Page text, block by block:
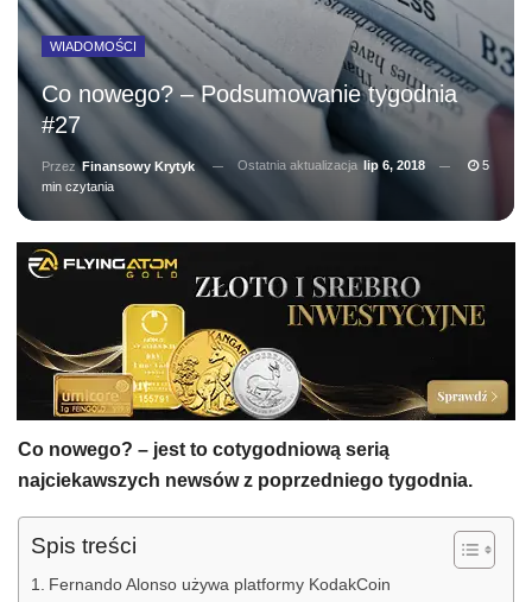
WIADOMOŚCI
Co nowego? – Podsumowanie tygodnia
#27
PrzezFinansowy Krytyk Ostatnia aktualizacja lip 6, 2018
5
min czytania
Co nowego? – jest to cotygodniową serią
najciekawszych newsów z poprzedniego tygodnia.
Spis treści
Fernando Alonso używa platformy KodakCoin